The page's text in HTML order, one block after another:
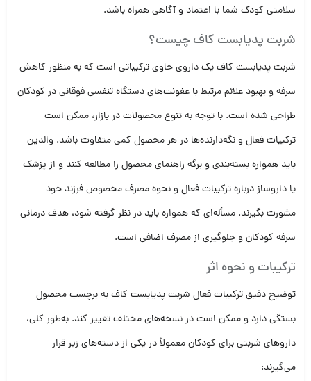
سلامتی کودک شما با اعتماد و آگاهی همراه باشد.
شربت پدیابست کاف چیست؟
شربت پدیابست کاف یک داروی حاوی ترکیباتی است که به منظور کاهش
سرفه و بهبود علائم مرتبط با عفونت‌های دستگاه تنفسی فوقانی در کودکان
طراحی شده است. با توجه به تنوع محصولات در بازار، ممکن است
ترکیبات فعال و نگه‌دارنده‌ها در هر محصول کمی متفاوت باشد. والدین
باید همواره بسته‌بندی و برگه راهنمای محصول را مطالعه کنند و از پزشک
یا داروساز درباره ترکیبات فعال و نحوه مصرف مخصوص فرزند خود
مشورت بگیرند. مسأله‌ای که همواره باید در نظر گرفته شود، هدف درمانی
سرفه کودکان و جلوگیری از مصرف اضافی است.
ترکیبات و نحوه اثر
توضیح دقیق ترکیبات فعال شربت پدیابست کاف به برچسب محصول
بستگی دارد و ممکن است در نسخه‌های مختلف تغییر کند. به‌طور کلی،
داروهای شربتی برای کودکان معمولاً در یکی از دسته‌های زیر قرار
می‌گیرند: